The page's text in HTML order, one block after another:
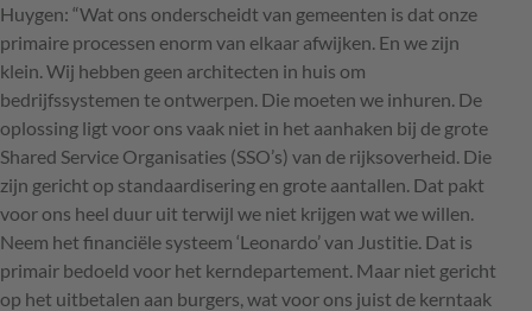
Huygen: “Wat ons onderscheidt van gemeenten is dat onze
primaire processen enorm van elkaar afwijken. En we zijn
klein. Wij hebben geen architecten in huis om
bedrijfssystemen te ontwerpen. Die moeten we inhuren. De
oplossing ligt voor ons vaak niet in het aanhaken bij de grote
Shared Service Organisaties (SSO’s) van de rijksoverheid. Die
zijn gericht op standaardisering en grote aantallen. Dat pakt
voor ons heel duur uit terwijl we niet krijgen wat we willen.
Neem het financiële systeem ‘Leonardo’ van Justitie. Dat is
primair bedoeld voor het kerndepartement. Maar niet gericht
op het uitbetalen aan burgers, wat voor ons juist de kerntaak